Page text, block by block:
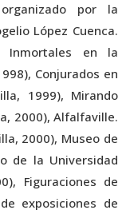
por la
López Cuenca.
Inmortales en la
Conjurados en
1999), Mirando
2000), Alfalfaville.
2000), Museo de
de la Universidad
Figuraciones de
exposiciones de